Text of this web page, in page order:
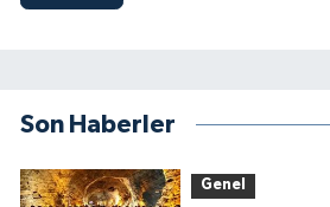
Son Haberler
Genel